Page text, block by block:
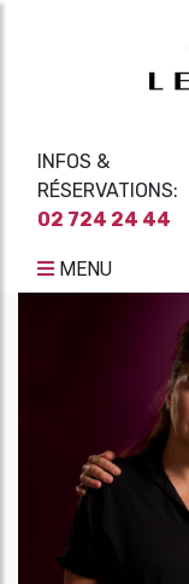
INFOS &
RÉSERVATIONS:
02 724 24 44
MENU